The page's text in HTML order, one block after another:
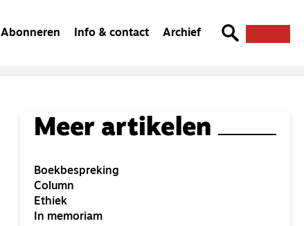
Abonneren Info & contact Archief
Meer artikelen
Boekbespreking
Column
Ethiek
In memoriam